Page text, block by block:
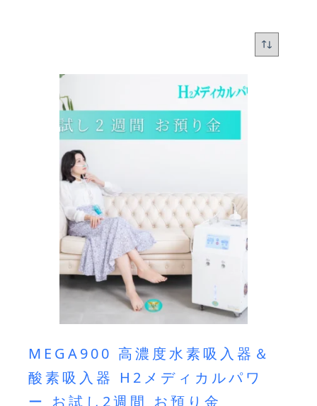
MEGA900 高濃度水素吸入器＆
酸素吸入器 H2メディカルパワ
ー お試し2週間 お預り金